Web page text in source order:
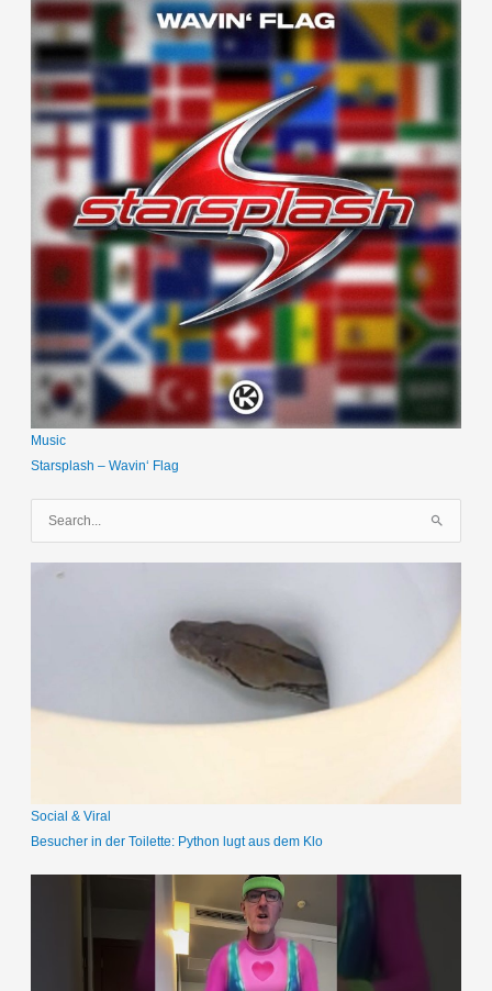
Music
Starsplash – Wavin‘ Flag
c
c
Social & Viral
Besucher in der Toilette: Python lugt aus dem Klo